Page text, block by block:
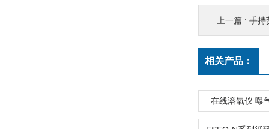
上一篇 : 手持
相关产品：
在线溶氧仪 曝